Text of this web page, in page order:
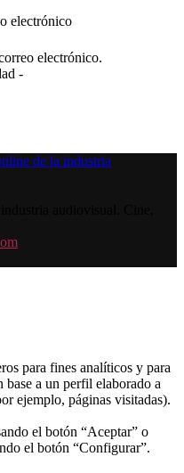
electrónico
electrónico.
-
para fines analíticos y para
base a un perfil elaborado a
ejemplo, páginas visitadas).
el botón “Aceptar” o
el botón “Configurar”.